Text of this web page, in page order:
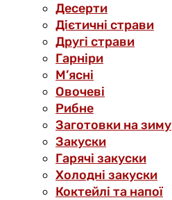
Десерти
Дієтичні страви
Другі страви
Гарніри
М’ясні
Овочеві
Рибне
Заготовки на зиму
Закуски
Гарячі закуски
Холодні закуски
Коктейлі та напої